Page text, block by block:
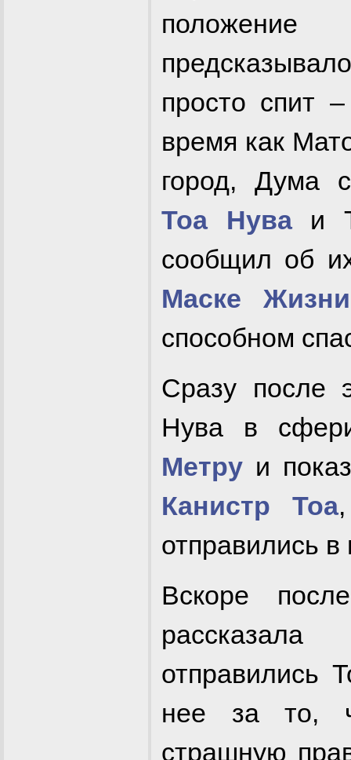
просто спит
время как
город, Дума
Тоа Нуваи
сообщил об
Маске Жизни
способном
Сразу после
Нува в
Метру и
Канистр Тоа
отправились
Вскоре
рассказала
отправились
нее за то,
страшную